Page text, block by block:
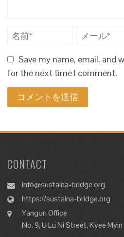
Save my name, email, and
for the next time I comment.
CONTACT
info@sustaina-bridge.org
https://sustaina-bridge.org
Yangon Office
No. 9, U Lu Ni Street, Kyee